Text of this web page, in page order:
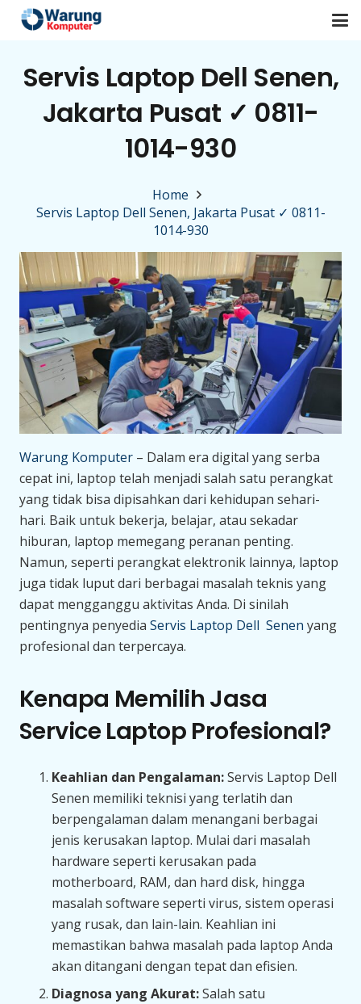
Servis Laptop Dell Senen,
Jakarta Pusat ✓ 0811-
1014-930
Home
Servis Laptop Dell Senen, Jakarta Pusat ✓ 0811-
1014-930
Warung Komputer – Dalam era digital yang serba
cepat ini, laptop telah menjadi salah satu perangkat
yang tidak bisa dipisahkan dari kehidupan sehari-
hari. Baik untuk bekerja, belajar, atau sekadar
hiburan, laptop memegang peranan penting.
Namun, seperti perangkat elektronik lainnya, laptop
juga tidak luput dari berbagai masalah teknis yang
dapat mengganggu aktivitas Anda. Di sinilah
pentingnya penyedia Servis Laptop Dell Senen yang
profesional dan terpercaya.
Kenapa Memilih Jasa
Service Laptop Profesional?
Keahlian dan Pengalaman:Servis Laptop Dell
Senen memiliki teknisi yang terlatih dan
berpengalaman dalam menangani berbagai
jenis kerusakan laptop. Mulai dari masalah
hardware seperti kerusakan pada
motherboard, RAM, dan hard disk, hingga
masalah software seperti virus, sistem operasi
yang rusak, dan lain-lain. Keahlian ini
memastikan bahwa masalah pada laptop Anda
akan ditangani dengan tepat dan efisien.
Diagnosa yang Akurat:Salah satu